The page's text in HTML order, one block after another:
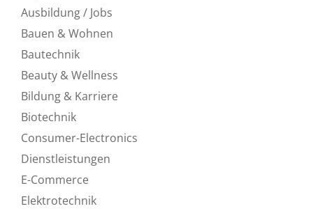
Ausbildung / Jobs
Bauen & Wohnen
Bautechnik
Beauty & Wellness
Bildung & Karriere
Biotechnik
Consumer-Electronics
Dienstleistungen
E-Commerce
Elektrotechnik